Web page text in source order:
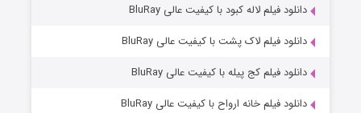
دانلود فیلم لاله کبود با کیفیت عالی BluRay
دانلود فیلم لاک پشت با کیفیت عالی BluRay
دانلود فیلم کج‌ پیله با کیفیت عالی BluRay
دانلود فیلم خانه ارواح با کیفیت عالی BluRay